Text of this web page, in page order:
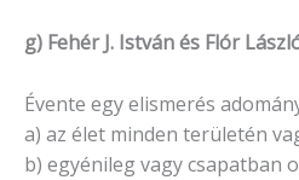
g) Fehér J. István és Flór
Évente egy elismerés
a) az élet minden területén
b) egyénileg vagy csapatban